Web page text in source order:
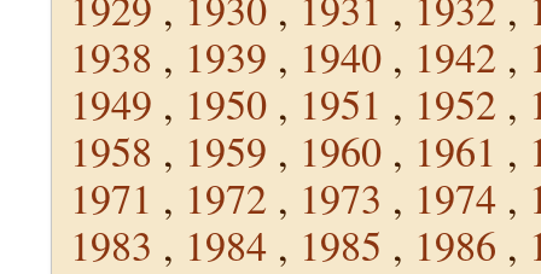
1938 , 1939 , 1940 , 1942 ,
1949 , 1950 , 1951 , 1952 ,
1958 , 1959 , 1960 , 1961 ,
1971 , 1972 , 1973 , 1974 ,
1983 , 1984 , 1985 , 1986 ,